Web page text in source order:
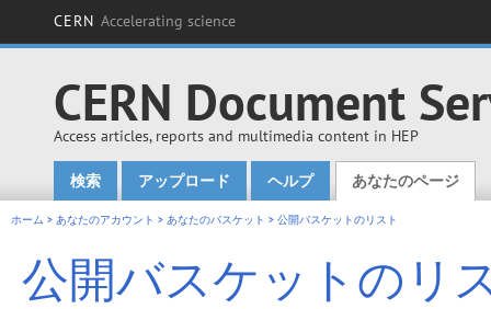
CERN Accelerating science
CERN Document
Access articles, reports and multimedia content in HEP
Main menu
検索 アップロード ヘルプ あなたのページ
ホーム > あなたのアカウント > あなたのバスケット > 公開バスケットのリスト
公開バスケットのリ